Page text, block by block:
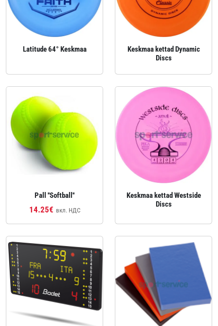
Latitude 64° Keskmaa
Keskmaa kettad Dynamic
Discs
Pall ''Softball''
14.25€ вкл. НДС
Keskmaa kettad Westside
Discs